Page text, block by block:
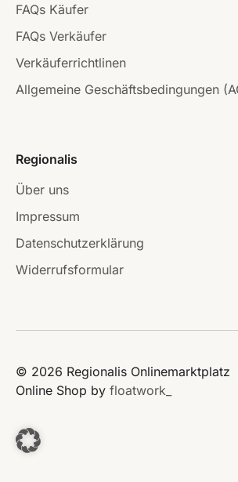
FAQs Käufer
FAQs Verkäufer
Verkäuferrichtlinen
Allgemeine Geschäftsbedingungen
Regionalis
Über uns
Impressum
Datenschutzerklärung
Widerrufsformular
© 2026 Regionalis Onlinemarktplatz
Online Shop by floatwork_